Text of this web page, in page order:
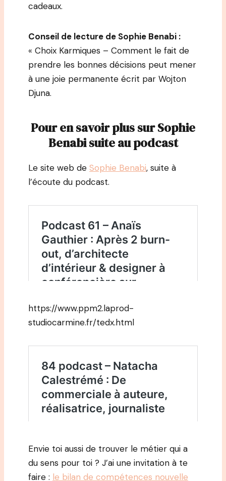
cadeaux.
Conseil de lecture de Sophie Benabi :
« Choix Karmiques – Comment le fait de
prendre les bonnes décisions peut mener
à une joie permanente écrit par Wojton
Djuna.
Pour en savoir plus sur Sophie
Benabi suite au podcast
Le site web de Sophie Benabi, suite à
l’écoute du podcast.
https://www.ppm2.laprod-
studiocarmine.fr/tedx.html
Envie toi aussi de trouver le métier qui a
du sens pour toi ? J’ai une invitation à te
faire : le bilan de compétences nouvelle